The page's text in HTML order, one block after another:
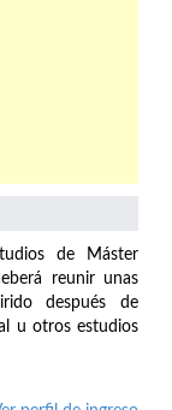
de Máster
reunir unas
después de
u otros estudios